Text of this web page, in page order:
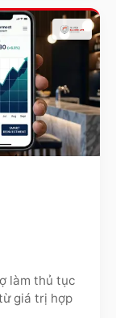
làm thủ tục
giá trị hợp